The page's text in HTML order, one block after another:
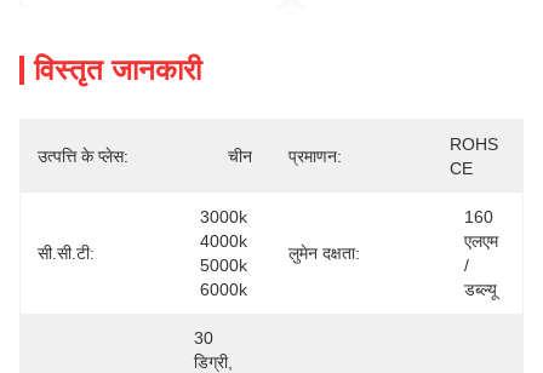
विस्तृत जानकारी
उत्पत्ति के प्लेस: चीन प्रमाणन:
ROHS
CE
सी.सी.टी:
3000k
4000k
5000k
6000k
लुमेन दक्षता:
160
एलएम
/
डब्ल्यू
30
डिग्री,